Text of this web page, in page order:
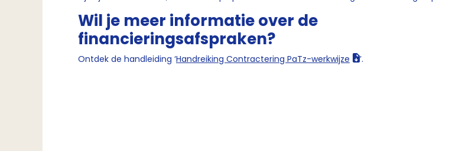
Wil je meer informatie over de
financieringsafspraken?
Ontdek de handleiding ‘Handreiking Contractering PaTz-werkwijze ’.